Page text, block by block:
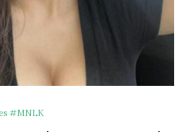
#MNLK